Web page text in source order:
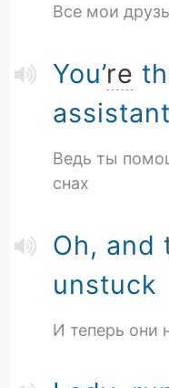
Все мои
You’re
Ведь ты
снах
Oh, and
unstuck
И теперь они